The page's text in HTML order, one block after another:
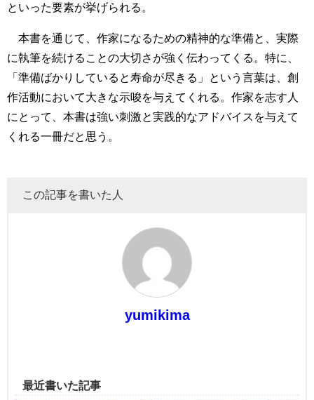
といった要素が挙げられる。
本書を通じて、作家になるための精神的な準備と、実際
に執筆を続けることの大切さが強く伝わってくる。特に、
「準備ばかりしていると寿命が尽きる」という言葉は、創
作活動において大きな示唆を与えてくれる。作家を志す人
にとって、本書は強い刺激と実践的なアドバイスを与えて
くれる一冊だと思う。
この記事を書いた人
yumikima
最近書いた記事